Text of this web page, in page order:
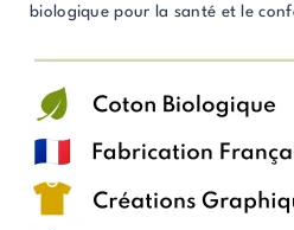
biologique pour la santé et le